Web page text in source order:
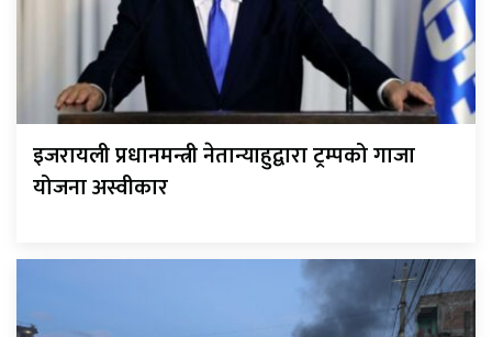
इजरायली प्रधानमन्त्री नेतान्याहुद्वारा ट्रम्पको गाजा
योजना अस्वीकार